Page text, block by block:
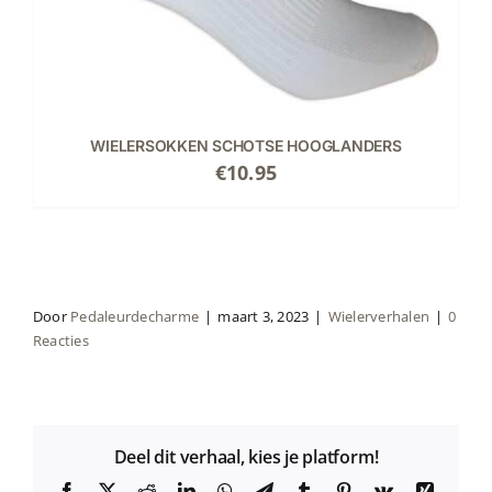
WIELERSOKKEN SCHOTSE HOOGLANDERS
€10.95
Door Pedaleurdecharme | maart 3, 2023 | Wielerverhalen | 0
Reacties
Deel dit verhaal, kies je platform!